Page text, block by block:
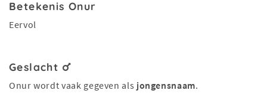
Betekenis Onur
Eervol
Geslacht
Onur wordt vaak gegeven als jongensnaam.